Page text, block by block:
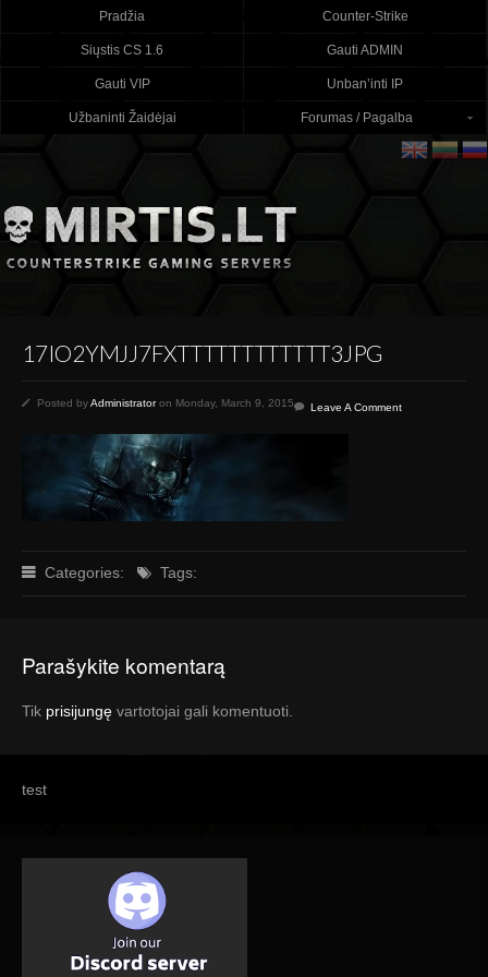
Pradžia Counter-Strike
Siųstis CS 1.6 Gauti ADMIN
Gauti VIP Unban’inti IP
Užbaninti Žaidėjai Forumas / Pagalba
17IO2YMJJ7FXTTTTTTTTTTTT3JPG
Posted byAdministratoron Monday, March 9, 2015 Leave A Comment
Categories: Tags:
Parašykite komentarą
Tik prisijungę vartotojai gali komentuoti.
test